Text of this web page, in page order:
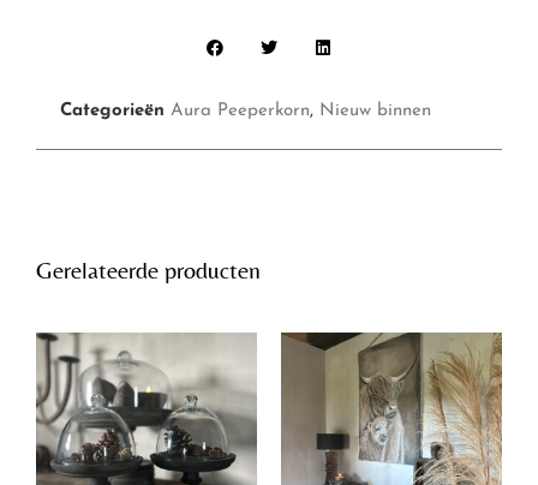
Categorieën Aura Peeperkorn, Nieuw binnen
Gerelateerde producten